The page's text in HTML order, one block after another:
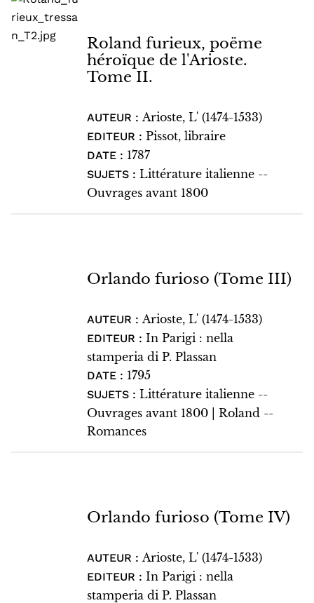
Roland furieux, poëme
héroïque de l'Arioste.
Tome II.
AUTEUR : Arioste, L' (1474-1533)
EDITEUR : Pissot, libraire
DATE : 1787
SUJETS : Littérature italienne --
Ouvrages avant 1800
Orlando furioso (Tome III)
AUTEUR : Arioste, L' (1474-1533)
EDITEUR : In Parigi : nella
stamperia di P. Plassan
DATE : 1795
SUJETS : Littérature italienne --
Ouvrages avant 1800 | Roland --
Romances
Orlando furioso (Tome IV)
AUTEUR : Arioste, L' (1474-1533)
EDITEUR : In Parigi : nella
stamperia di P. Plassan